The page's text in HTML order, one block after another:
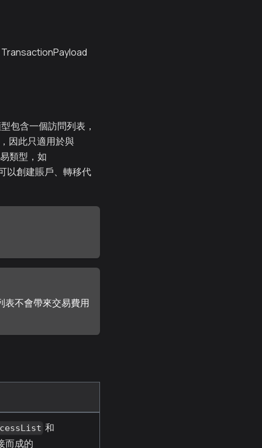
包含一個訪問列表，
因此只適用於與
類型，如
以創建賬戶、轉移代
表不會帶來交易費用
和
而成的